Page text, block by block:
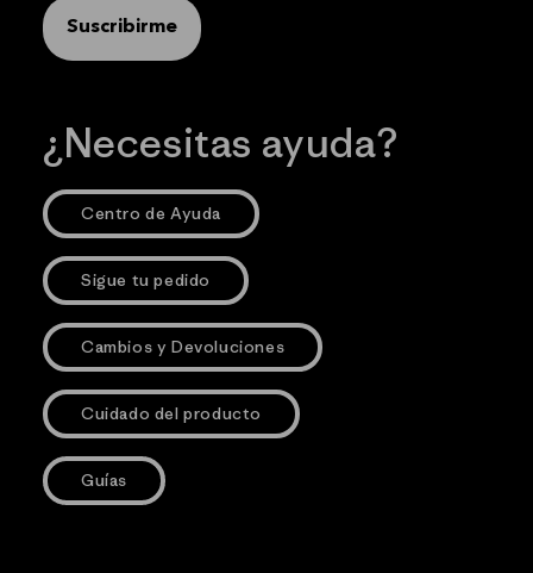
Suscribirme
¿Necesitas ayuda?
Centro de Ayuda
Sigue tu pedido
Cambios y Devoluciones
Cuidado del producto
Guías